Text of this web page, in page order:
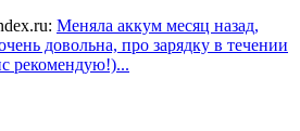
Меняла аккум месяц назад,
довольна, про зарядку в течении
рекомендую!)...